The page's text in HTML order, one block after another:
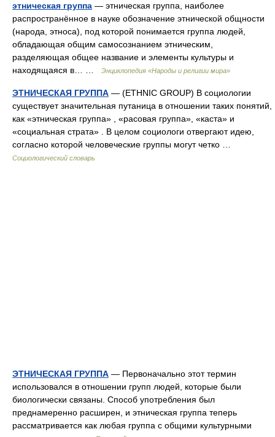
этническая группа — этническая группа, наиболее
распространённое в науке обозначение этнической общности
(народа, этноса), под которой понимается группа людей,
обладающая общим самосознанием этническим,
разделяющая общее название и элементы культуры и
находящаяся в… …
Энциклопедия «Народы и религии мира»
ЭТНИЧЕСКАЯ ГРУППА — (ETHNIC GROUP) В социологии
существует значительная путаница в отношении таких понятий,
как «этническая группа» , «расовая группа», «каста» и
«социальная страта» . В целом социологи отвергают идею,
согласно которой человеческие группы могут четко …
Социологический словарь
ЭТНИЧЕСКАЯ ГРУППА — Первоначально этот термин
использовался в отношении групп людей, которые были
биологически связаны. Способ употребления был
преднамеренно расширен, и этническая группа теперь
рассматривается как любая группа с общими культурными